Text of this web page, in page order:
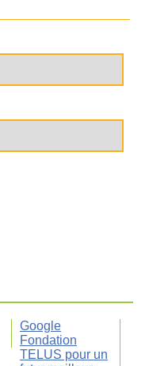
Google
Fondation
TELUS pour un